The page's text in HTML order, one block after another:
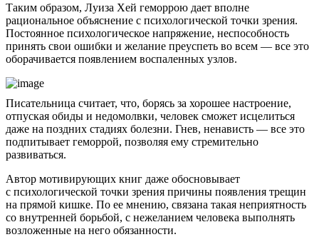
Таким образом, Луиза Хей геморрою дает вполне
рациональное объяснение с психологической точки зрения.
Постоянное психологическое напряжение, неспособность
принять свои ошибки и желание преуспеть во всем — все это
оборачивается появлением воспаленных узлов.
Писательница считает, что, борясь за хорошее настроение,
отпуская обиды и недомолвки, человек сможет исцелиться
даже на поздних стадиях болезни. Гнев, ненависть — все это
подпитывает геморрой, позволяя ему стремительно
развиваться.
Автор мотивирующих книг даже обосновывает
с психологической точки зрения причины появления трещин
на прямой кишке. По ее мнению, связана такая неприятность
со внутренней борьбой, с нежеланием человека выполнять
возложенные на него обязанности.